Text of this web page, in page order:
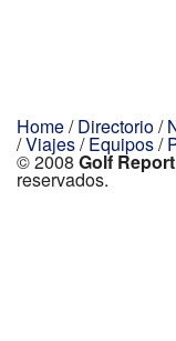
Home/Directorio/
/Viajes/Equipos/
© 2008 Golf
reservados.